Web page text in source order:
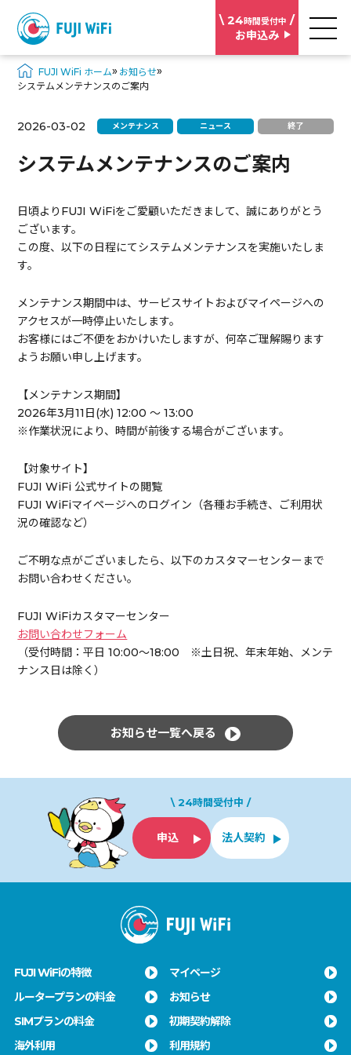
\ 24 時間受付中 /
お申込み
FUJI WiFi ホーム» お知らせ»
システムメンテナンスのご案内
2026-03-02 メンテナンス ニュース 終了
システムメンテナンスのご案内
日頃よりFUJI WiFiをご愛顧いただきまして、誠にありがとう
ございます。
この度、以下の日程にてシステムメンテナンスを実施いたしま
す。
メンテナンス期間中は、サービスサイトおよびマイページへの
アクセスが一時停止いたします。
お客様にはご不便をおかけいたしますが、何卒ご理解賜ります
ようお願い申し上げます。
【メンテナンス期間】
2026年3月11日(水) 12:00 ～ 13:00
※作業状況により、時間が前後する場合がございます。
【対象サイト】
FUJI WiFi 公式サイトの閲覧
FUJI WiFiマイページへのログイン（各種お手続き、ご利用状
況の確認など）
ご不明な点がございましたら、以下のカスタマーセンターまで
お問い合わせください。
FUJI WiFiカスタマーセンター
お問い合わせフォーム
（受付時間：平日 10:00～18:00 ※土日祝、年末年始、メンテ
ナンス日は除く）
お知らせ一覧へ戻る
\ 24時間受付中 /
申込 法人契約
FUJI WiFiの特徴
ルータープランの料金
SIMプランの料金
海外利用
マイページ
お知らせ
初期契約解除
利用規約